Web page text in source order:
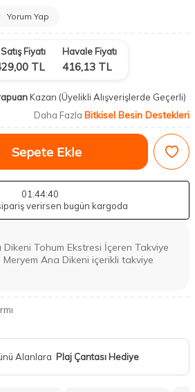
Yorum Yap
Satış Fiyatı
TL
Havale Fiyatı
416,13 TL
Kazan (Üyelikli Alışverişlerde Geçerli)
Daha Fazla Bitkisel Besin Destekleri
Sepete Ekle
01 :44:39
verirsen bugün kargoda
Tohum Ekstresi İçeren Takviye
Meryem Ana Dikeni içerikli takviye
Alanlara Plaj Çantası Hediye